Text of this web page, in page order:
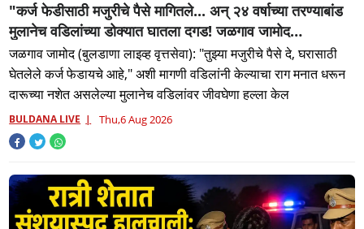
"कर्ज फेडीसाठी मजुरीचे पैसे मागितले... अन् २४ वर्षाच्या तरण्याबांड
मुलानेच वडिलांच्या डोक्यात घातला दगड! जळगाव जामोद
तालुक्यातील संतापजनक घटना...बापाची पोराविरुद्ध तक्रार
जळगाव जामोद (बुलडाणा लाइव्ह वृत्तसेवा): "तुझ्या मजुरीचे पैसे दे, घरासाठी
घेतलेले कर्ज फेडायचे आहे," अशी मागणी वडिलांनी केल्याचा राग मनात धरून
दारूच्या नशेत असलेल्या मुलानेच वडिलांवर जीवघेणा हल्ला केल
BULDANA LIVE Thu,6 Aug 2026